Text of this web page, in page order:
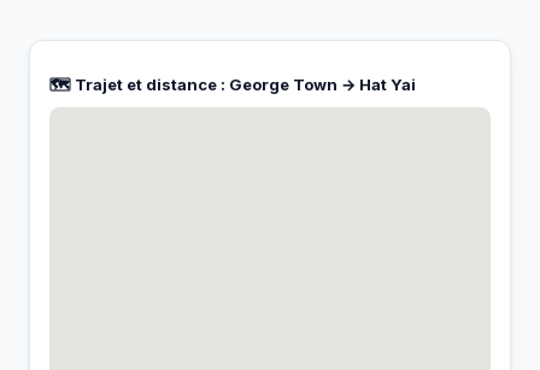
🗺️ Trajet et distance : George Town → Hat Yai